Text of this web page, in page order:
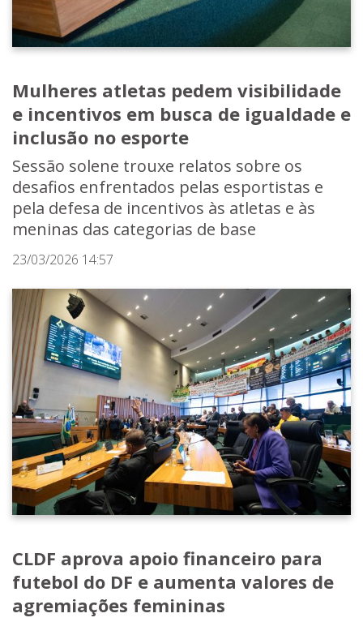
Mulheres atletas pedem visibilidade
e incentivos em busca de igualdade e
inclusão no esporte
Sessão solene trouxe relatos sobre os
desafios enfrentados pelas esportistas e
pela defesa de incentivos às atletas e às
meninas das categorias de base
23/03/2026 14:57
CLDF aprova apoio financeiro para
futebol do DF e aumenta valores de
agremiações femininas